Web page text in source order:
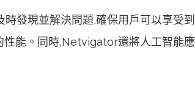
發現並解決問題,確保用戶可以享受
能。同時,Netvigator還將人工智能